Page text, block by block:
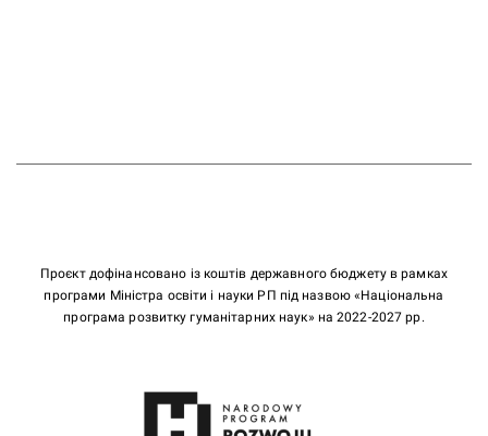
Проєкт дофінансовано із коштів державного бюджету в рамках
програми Міністра освіти і науки РП під назвою «Національна
програма розвитку гуманітарних наук» на 2022-2027 рр.